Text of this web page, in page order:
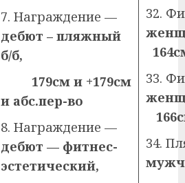
7. Награждение —
дебют – пляжный
б/б,
179см и +179см
и абс.пер-во
8. Награждение —
дебют — фитнес-
эстетический,
32.
33.
34.